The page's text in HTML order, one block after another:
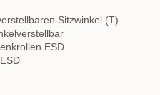
Sitzwinkel (T)
ESD